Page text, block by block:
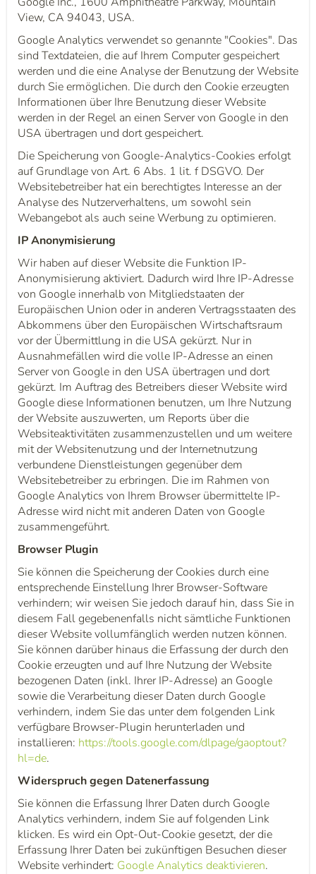
View, CA 94043, USA.
Google Analytics verwendet so genannte "Cookies". Das
sind Textdateien, die auf Ihrem Computer gespeichert
werden und die eine Analyse der Benutzung der Website
durch Sie ermöglichen. Die durch den Cookie erzeugten
Informationen über Ihre Benutzung dieser Website
werden in der Regel an einen Server von Google in den
USA übertragen und dort gespeichert.
Die Speicherung von Google-Analytics-Cookies erfolgt
auf Grundlage von Art. 6 Abs. 1 lit. f DSGVO. Der
Websitebetreiber hat ein berechtigtes Interesse an der
Analyse des Nutzerverhaltens, um sowohl sein
Webangebot als auch seine Werbung zu optimieren.
IP Anonymisierung
Wir haben auf dieser Website die Funktion IP-
Anonymisierung aktiviert. Dadurch wird Ihre IP-Adresse
von Google innerhalb von Mitgliedstaaten der
Europäischen Union oder in anderen Vertragsstaaten des
Abkommens über den Europäischen Wirtschaftsraum
vor der Übermittlung in die USA gekürzt. Nur in
Ausnahmefällen wird die volle IP-Adresse an einen
Server von Google in den USA übertragen und dort
gekürzt. Im Auftrag des Betreibers dieser Website wird
Google diese Informationen benutzen, um Ihre Nutzung
der Website auszuwerten, um Reports über die
Websiteaktivitäten zusammenzustellen und um weitere
mit der Websitenutzung und der Internetnutzung
verbundene Dienstleistungen gegenüber dem
Websitebetreiber zu erbringen. Die im Rahmen von
Google Analytics von Ihrem Browser übermittelte IP-
Adresse wird nicht mit anderen Daten von Google
zusammengeführt.
Browser Plugin
Sie können die Speicherung der Cookies durch eine
entsprechende Einstellung Ihrer Browser-Software
verhindern; wir weisen Sie jedoch darauf hin, dass Sie in
diesem Fall gegebenenfalls nicht sämtliche Funktionen
dieser Website vollumfänglich werden nutzen können.
Sie können darüber hinaus die Erfassung der durch den
Cookie erzeugten und auf Ihre Nutzung der Website
bezogenen Daten (inkl. Ihrer IP-Adresse) an Google
sowie die Verarbeitung dieser Daten durch Google
verhindern, indem Sie das unter dem folgenden Link
verfügbare Browser-Plugin herunterladen und
installieren: https://tools.google.com/dlpage/gaoptout?
hl=de.
Widerspruch gegen Datenerfassung
Sie können die Erfassung Ihrer Daten durch Google
Analytics verhindern, indem Sie auf folgenden Link
klicken. Es wird ein Opt-Out-Cookie gesetzt, der die
Erfassung Ihrer Daten bei zukünftigen Besuchen dieser
Website verhindert: Google Analytics deaktivieren.